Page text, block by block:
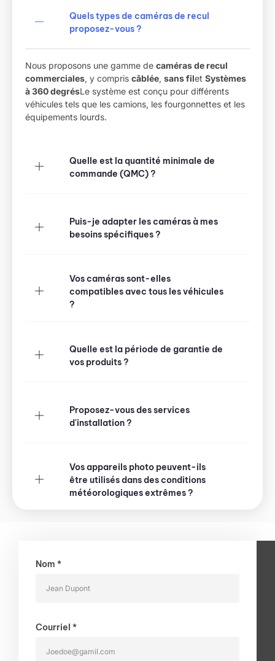
Quels types de caméras de recul
proposez-vous ?
Nous proposons une gamme de caméras de recul
commerciales, y compris câblée, sans filet Systèmes
à 360 degrésLe système est conçu pour différents
véhicules tels que les camions, les fourgonnettes et les
équipements lourds.
Quelle est la quantité minimale de
commande (QMC) ?
Puis-je adapter les caméras à mes
besoins spécifiques ?
Vos caméras sont-elles
compatibles avec tous les véhicules
?
Quelle est la période de garantie de
vos produits ?
Proposez-vous des services
d'installation ?
Vos appareils photo peuvent-ils
être utilisés dans des conditions
météorologiques extrêmes ?
Nom *
Courriel *